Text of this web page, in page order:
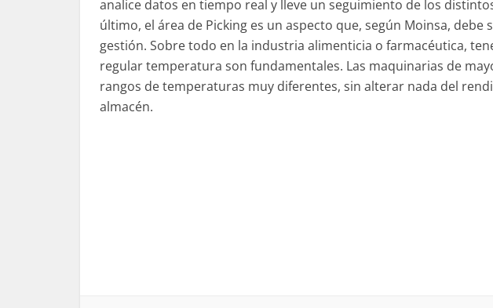
analice datos en tiempo real y lleve un seguimiento de los
último, el área de Picking es un aspecto que, según Moinsa, debe
gestión. Sobretodo en la industria alimenticia o farmacéutica,
regular temperatura son fundamentales. Las maquinarias de
rangos de temperaturas muy diferentes, sin alterar nada del
almacén.